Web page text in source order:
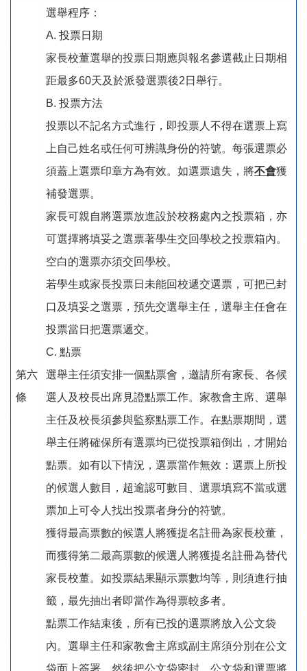
第六
條
選舉程序：
A. 投票日期
家長校董選舉的投票日期應與報名參選截止日期相
距最多60天及於派發選票後2日舉行。
B. 投票方法
投票以不記名方式進行，即投票人不得在選票上寫
上自己姓名或任何可辨識身份的符號。每張選票必
須蓋上選票印章方為有效。如選票遺失，將不會獲
補發選票。
家長可親自將選票放進設於校務處內之投票箱，亦
可選擇將填妥之選票著學生交回學校之投票箱內。
空白的選票亦須交回學校。
若學生或家長投票日未能回校遞交選票，可把已封
口及填妥之選票，預先交選舉主任，選舉主任會在
投票當日把選票遞交。
C. 點票
選舉主任須安排一個點票會，邀請所有家長、各候
選人及校長出席見證點票工作。家教會主席、選舉
主任及校長須參與監察點票工作。在點票期間，選
舉主任將確保所有選票均已從投票箱倒出，才開始
點票。如有以下情況，選票當作無效：選票上所投
的候選人數目，超逾認可數目、選票填寫不當或選
票加上可令人找出投票者身分的符號。
獲得最高票數的候選人將獲提名註冊為家長校董，
而獲得第二最高票數的候選人將獲提名註冊為替代
家長校董。如投票結果顯示票數均等，則須進行抽
籤，最先抽出者即當作為得票較多者。
點票工作結束後，所有已投的選票將放入公文袋
內。選舉主任和家教會主席或副主席須分別在公文
袋面上簽署，然後把公文袋密封。公文袋和選票將